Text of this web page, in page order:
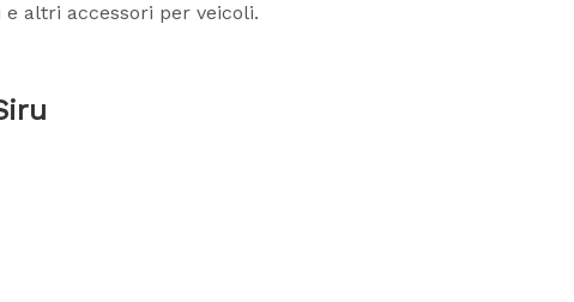
altri accessori per veicoli.